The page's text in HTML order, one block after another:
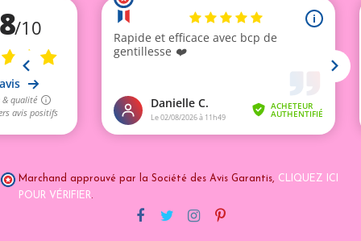
Marchand approuvé par la Société des Avis Garantis, CLIQUEZ ICI
POUR VÉRIFIER.